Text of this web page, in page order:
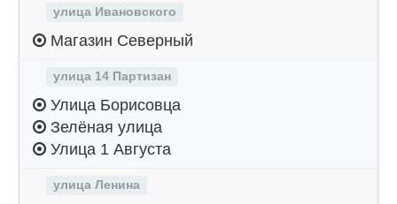
улица Ивановского
Магазин Северный
улица 14 Партизан
Улица Борисовца
Зелёная улица
Улица 1 Августа
улица Ленина